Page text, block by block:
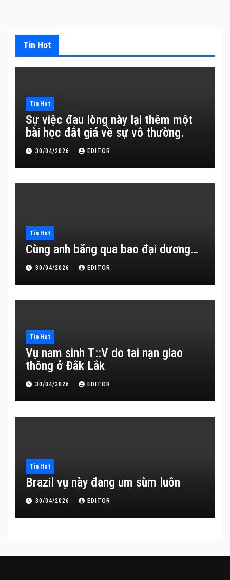
Tin Hot
Tin Hot
Sự việc đau lòng này lại thêm một
bài học đắt giá về sự vô thường.
30/04/2026 EDITOR
Tin Hot
Cùng anh băng qua bao đại dương…
30/04/2026 EDITOR
Tin Hot
Vụ nam sinh T::V do tai nạn giao
thông ở Đắk Lắk
30/04/2026 EDITOR
Tin Hot
Brazil vụ này đang um sùm luôn
30/04/2026 EDITOR